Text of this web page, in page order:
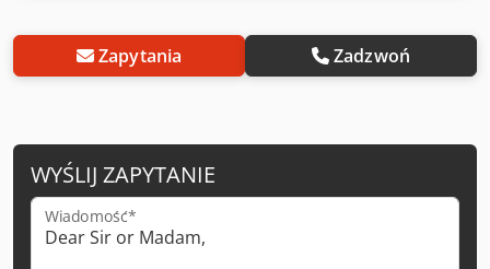
Zapytania Zadzwoń
WYŚLIJ ZAPYTANIE
Wiadomość*